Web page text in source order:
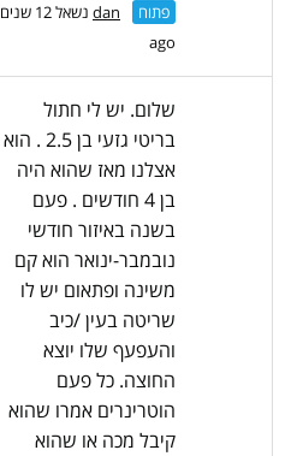
פתוח dan
נשאל 12 שנים
ago
שלום. יש לי חתול
בריטי גזעי בן 2.5 . הוא
אצלנו מאז שהוא היה
בן 4 חודשים . פעם
בשנה באיזור חודשי
נובמבר-ינואר הוא קם
משינה ופתאום יש לו
שריטה בעין /כיב
והעפעף שלו יוצא
החוצה. כל פעם
הוטרינרים אמרו שהוא
קיבל מכה או שהוא